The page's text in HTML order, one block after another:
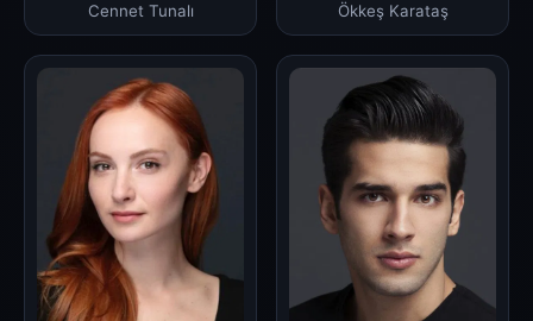
Cennet Tunalı Ökkeş Karataş